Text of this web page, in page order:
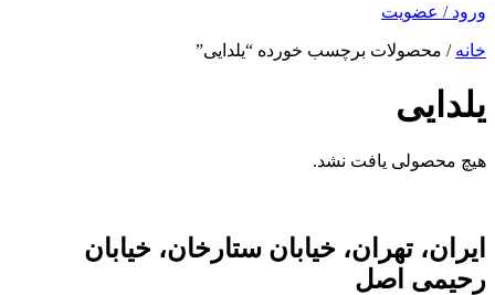
ورود / عضویت
خانه / محصولات برچسب خورده “یلدایی”
یلدایی
هیچ محصولی یافت نشد.
ایران، تهران، خیابان ستارخان، خیابان
رحیمی اصل